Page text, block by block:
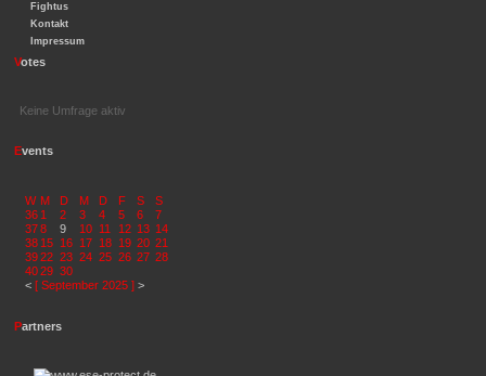
Fightus
Kontakt
Impressum
Votes
Keine Umfrage aktiv
Events
W M D M D F S
S
36 1 2 3 4 5 6
7
37 8 9 10 11 12 13 14
38 15 16 17 18 19 20 21
39 22 23 24 25 26 27 28
40 29 30
<[ September 2025 ] >
Partners